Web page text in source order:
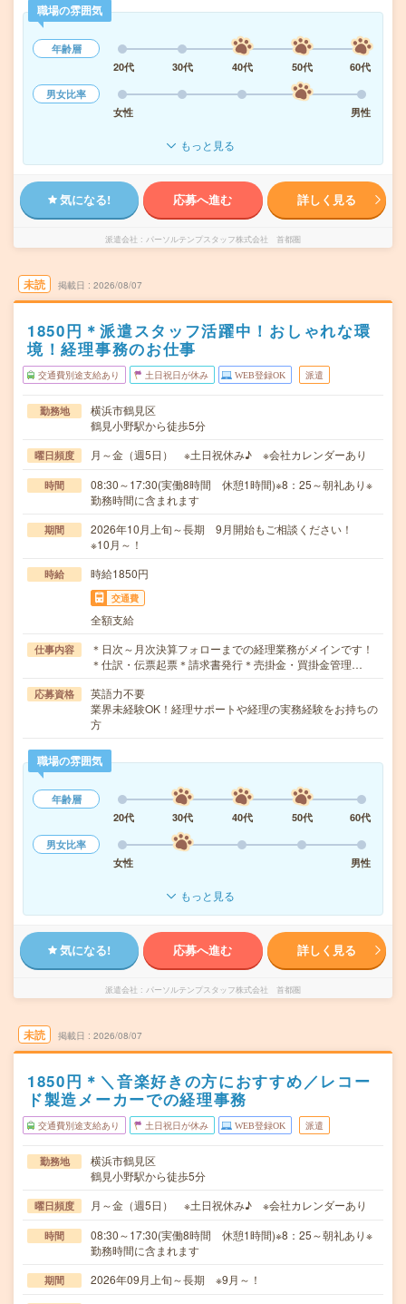
職場の雰囲気
年齢層
20代
30代 40代 50代
60代
男女比率
女性
男性
もっと見る
気になる! 応募へ進む 詳しく見る
派遣会社 パーソルテンプスタッフ株式会社 首都圏
未読 掲載日 2026/08/07
1850円＊派遣スタッフ活躍中！おしゃれな環
境！経理事務のお仕事
交通費別途支給あり 土日祝日が休み WEB登録OK 派遣
勤務地
横浜市鶴見区
鶴見小野駅から徒歩5分
曜日頻度 月～金（週5日） ※土日祝休み♪ ※会社カレンダーあり
時間
08:30～17:30(実働8時間 休憩1時間)※8：25～朝礼あり※
勤務時間に含まれます
期間
2026年10月上旬～長期 9月開始もご相談ください！
※10月～！
時給 時給1850円
交通費
全額支給
仕事内容
＊日次～月次決算フォローまでの経理業務がメインです！
＊仕訳・伝票起票＊請求書発行＊売掛金・買掛金管理…
応募資格
英語力不要
業界未経験OK！経理サポートや経理の実務経験をお持ちの
方
職場の雰囲気
年齢層
20代
30代 40代 50代
60代
男女比率
女性
男性
もっと見る
気になる! 応募へ進む 詳しく見る
派遣会社 パーソルテンプスタッフ株式会社 首都圏
未読 掲載日 2026/08/07
1850円＊＼音楽好きの方におすすめ／レコー
ド製造メーカーでの経理事務
交通費別途支給あり 土日祝日が休み WEB登録OK 派遣
勤務地
横浜市鶴見区
鶴見小野駅から徒歩5分
曜日頻度 月～金（週5日） ※土日祝休み♪ ※会社カレンダーあり
時間
08:30～17:30(実働8時間 休憩1時間)※8：25～朝礼あり※
勤務時間に含まれます
期間 2026年09月上旬～長期 ※9月～！